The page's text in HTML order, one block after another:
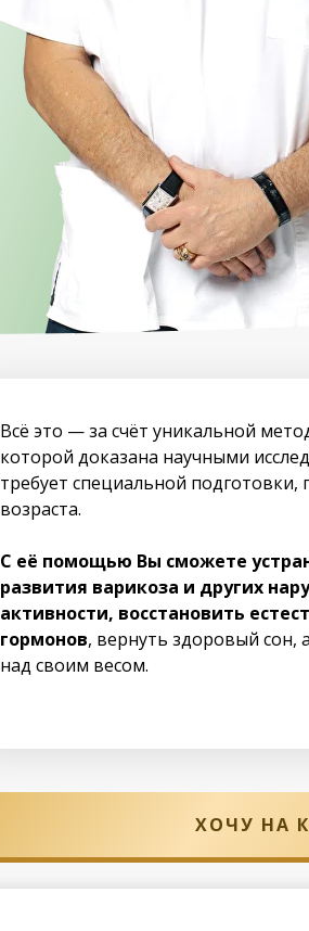
ХОЧУ НА
Всё это — за счёт уникальной
которой доказана научными
требует специальной подготовки,
возраста.
С её помощью Вы сможете
развития варикоза и других
активности, восстановить
гормонов, вернуть здоровый сон,
над своим весом.